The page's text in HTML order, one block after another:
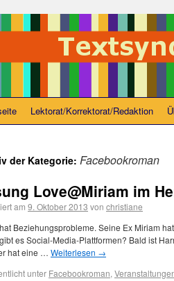
Lektorat/Korrektorat/Redaktion
der Kategorie: Facebookroman
Love@Miriam im
am 9. Oktober 2013 von christiane
Beziehungsprobleme. Seine Ex Miriam
es Social-Media-Plattformen? Bald ist
hat eine … Weiterlesen →
unter Facebookroman,